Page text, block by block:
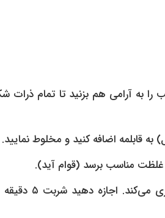
به آرامی هم بزنید تا تمام ذرات
قابلمه اضافه کنید و مخلوط نمایید.
غلظت مناسب برسد (قوام آید).
در مرحله آخر، آب لیمو ترش تازه را اضافه کنید. این کار از